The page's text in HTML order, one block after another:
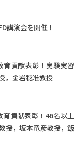
講演会を開催！
育貢献表彰！実験実習
，金岩稔准教授
育貢献表彰！46名以上
授，坂本竜彦教授，飯